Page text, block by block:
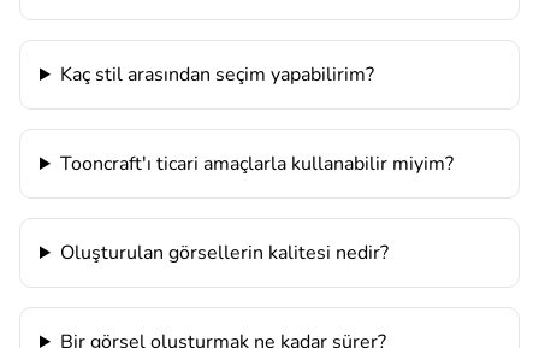
Kaç stil arasından seçim yapabilirim?
Tooncraft'ı ticari amaçlarla kullanabilir miyim?
Oluşturulan görsellerin kalitesi nedir?
Bir görsel oluşturmak ne kadar sürer?